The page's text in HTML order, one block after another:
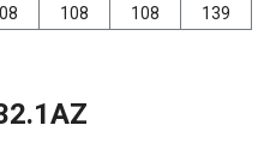
108
108
139